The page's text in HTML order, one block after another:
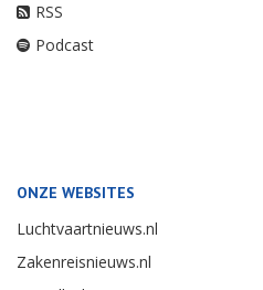
RSS
Podcast
ONZE WEBSITES
Luchtvaartnieuws.nl
Zakenreisnieuws.nl